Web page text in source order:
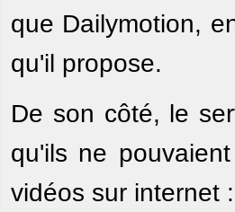
que Dailymotion,
qu'il propose.
De son côté, le
qu'ils ne
vidéos sur internet :